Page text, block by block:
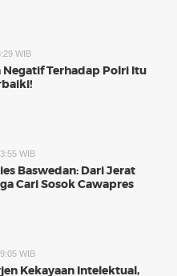
WIB
Terhadap Polri Itu
WIB
Baswedan: Dari Jerat
Cari Sosok Cawapres
WIB
Kekayaan Intelektual,